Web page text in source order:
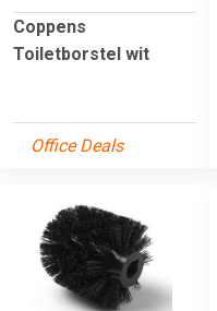
Coppens
Toiletborstel wit
Office Deals